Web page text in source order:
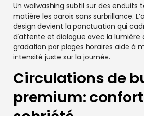
Un wallwashing subtil sur des enduits
matière les parois sans surbrillance.
design devient la ponctuation qui
d’attente et dialogue avec la lumière
gradation par plages horaires aide à
intensité juste sur la journée.
Circulations de
premium: